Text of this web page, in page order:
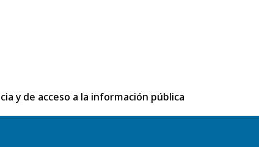
y de acceso a la información pública